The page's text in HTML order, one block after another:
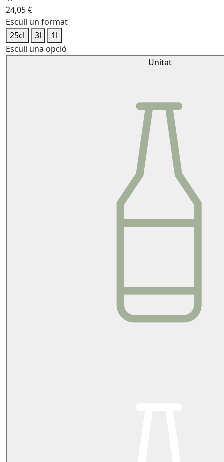
24,05€
Escull un format
25cl
3l
1l
Escull una opció
Unitat